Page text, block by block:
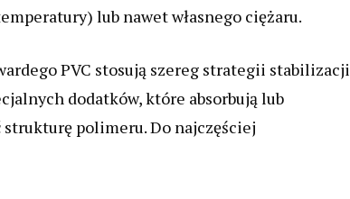
lub nawet własnego ciężaru.
PVC stosują szereg strategii stabilizacji
dodatków, które absorbują lub
polimeru. Do najczęściej